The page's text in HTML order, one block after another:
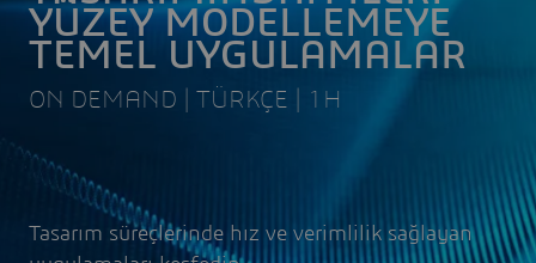
YÜZEY MODELLEMEYE
TEMEL UYGULAMALAR
ON DEMAND | TÜRKÇE | 1H
Tasarım süreçlerinde hız ve verimlilik sağlayan